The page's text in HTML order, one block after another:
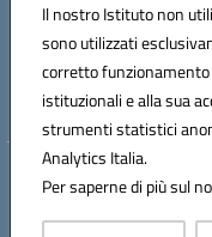
Il nostro Istituto non
sono utilizzati
corretto
istituzionali e alla sua
strumenti statistici
Analytics Italia.
Per saperne di più sul
Codice fiscale:
Codice meccanografico:
Codice unico di fatturazione
Hosting &
Concept